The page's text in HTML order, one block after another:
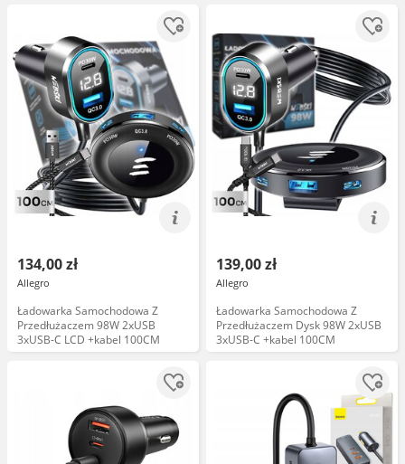
134,00 zł
Allegro
Ładowarka Samochodowa Z
Przedłużaczem 98W 2xUSB
3xUSB-C LCD +kabel 100CM
139,00 zł
Allegro
Ładowarka Samochodowa Z
Przedłużaczem Dysk 98W 2xUSB
3xUSB-C +kabel 100CM